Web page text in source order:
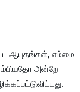
ஆயுதங்கள், எம்மை
அன்றே